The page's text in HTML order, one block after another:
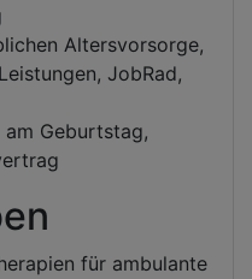
Altersvorsorge,
JobRad,
Geburtstag,
für ambulante